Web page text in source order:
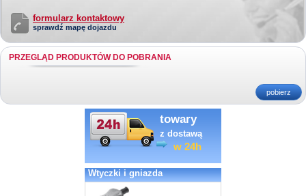
formularz kontaktowy
sprawdź mapę dojazdu
PRZEGLĄD PRODUKTÓW DO POBRANIA
pobierz
towary
z dostawą
w 24h
Wtyczki i gniazda